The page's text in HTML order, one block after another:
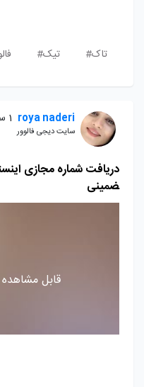
تاک# تیک#
roya naderi 1 سال پیش
سایت دیجی فالوور
ضمینی
قابل مشاهده